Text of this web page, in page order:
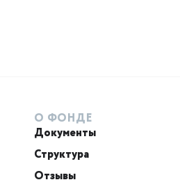
О ФОНДЕ
Документы
Структура
Отзывы